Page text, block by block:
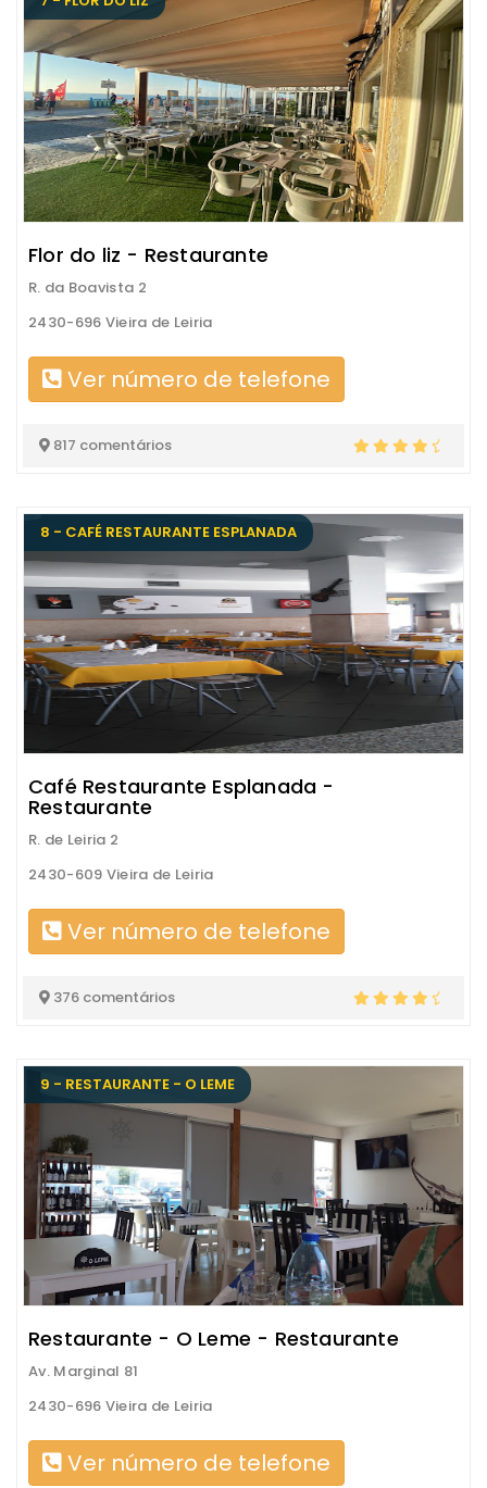
Flor do liz - Restaurante
R. da Boavista 2
2430-696 Vieira de Leiria
Ver número de telefone
817 comentários
8 - CAFÉ RESTAURANTE ESPLANADA
Café Restaurante Esplanada -
Restaurante
R. de Leiria 2
2430-609 Vieira de Leiria
Ver número de telefone
376 comentários
9 - RESTAURANTE - O LEME
Restaurante - O Leme - Restaurante
Av. Marginal 81
2430-696 Vieira de Leiria
Ver número de telefone